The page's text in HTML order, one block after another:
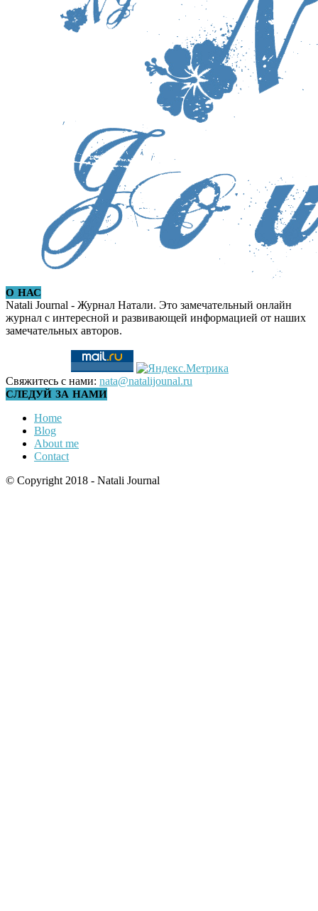
О НАС
Natali Journal - Журнал Натали. Это замечательный онлайн
журнал с интересной и развивающей информацией от наших
замечательных авторов.
Свяжитесь с нами: nata@natalijounal.ru
СЛЕДУЙ ЗА НАМИ
Home
Blog
About me
Contact
© Copyright 2018 - Natali Journal